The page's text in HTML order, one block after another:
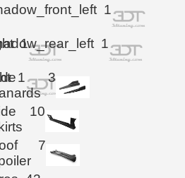
1
1 1
1 3
10
7